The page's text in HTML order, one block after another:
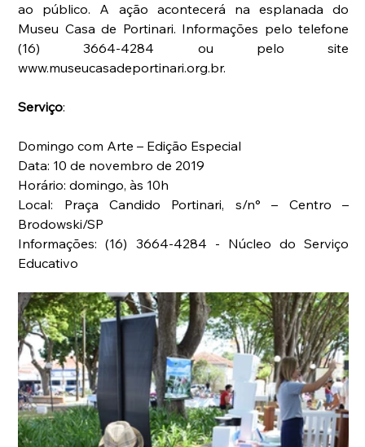
ao público. A ação acontecerá na esplanada do
Museu Casa de Portinari. Informações pelo telefone
(16) 3664-4284 ou pelo site
www.museucasadeportinari.org.br.
Serviço:
Domingo com Arte – Edição Especial
Data: 10 de novembro de 2019
Horário: domingo, às 10h
Local: Praça Candido Portinari, s/n° – Centro –
Brodowski/SP
Informações: (16) 3664-4284 - Núcleo do Serviço
Educativo